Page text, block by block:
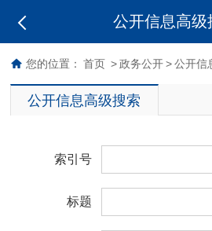
公开信息高级
您的位置： 首页 > 政务公开 > 公开信
公开信息高级搜索
索引号
标题